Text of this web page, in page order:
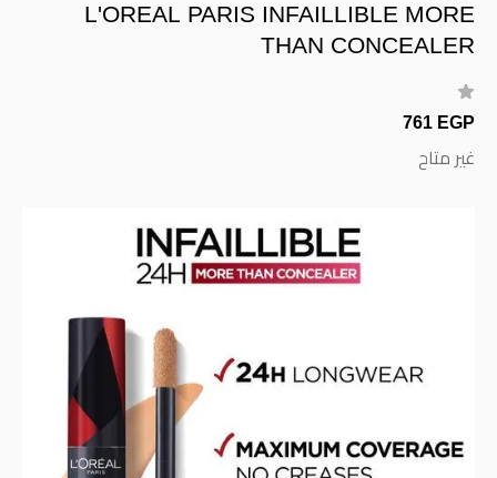
L'OREAL PARIS INFAILLIBLE MORE
THAN CONCEALER
761 EGP
غير متاح